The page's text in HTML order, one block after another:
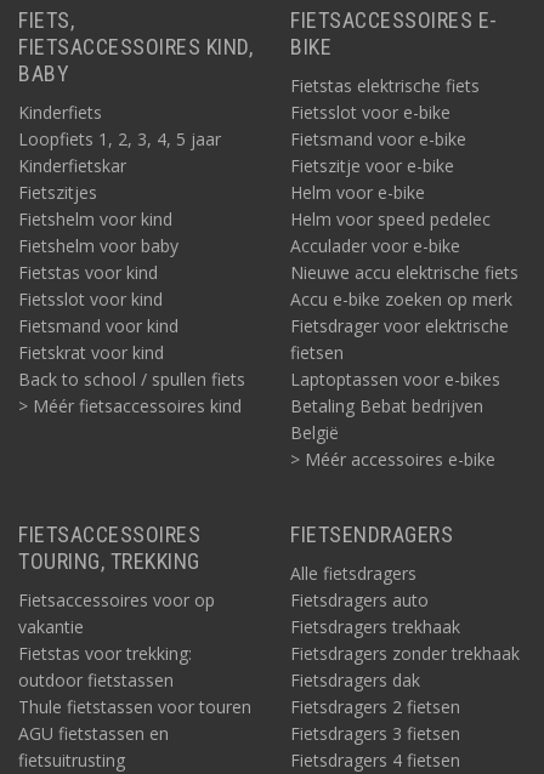
FIETS,
FIETSACCESSOIRES KIND,
BABY
Kinderfiets
Loopfiets 1, 2, 3, 4, 5 jaar
Kinderfietskar
Fietszitjes
Fietshelm voor kind
Fietshelm voor baby
Fietstas voor kind
Fietsslot voor kind
Fietsmand voor kind
Fietskrat voor kind
Back to school / spullen fiets
> Méér fietsaccessoires kind
FIETSACCESSOIRES E-
BIKE
Fietstas elektrische fiets
Fietsslot voor e-bike
Fietsmand voor e-bike
Fietszitje voor e-bike
Helm voor e-bike
Helm voor speed pedelec
Acculader voor e-bike
Nieuwe accu elektrische fiets
Accu e-bike zoeken op merk
Fietsdrager voor elektrische
fietsen
Laptoptassen voor e-bikes
Betaling Bebat bedrijven
België
> Méér accessoires e-bike
FIETSACCESSOIRES
TOURING, TREKKING
Fietsaccessoires voor op
vakantie
Fietstas voor trekking:
outdoor fietstassen
Thule fietstassen voor touren
AGU fietstassen en
fietsuitrusting
FIETSENDRAGERS
Alle fietsdragers
Fietsdragers auto
Fietsdragers trekhaak
Fietsdragers zonder trekhaak
Fietsdragers dak
Fietsdragers 2 fietsen
Fietsdragers 3 fietsen
Fietsdragers 4 fietsen